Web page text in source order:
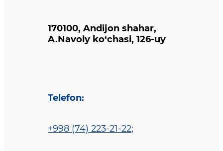
170100, Andijon shahar,
A.Navoiy ko‘chasi, 126-uy
Telefon:
+998 (74) 223-21-22;